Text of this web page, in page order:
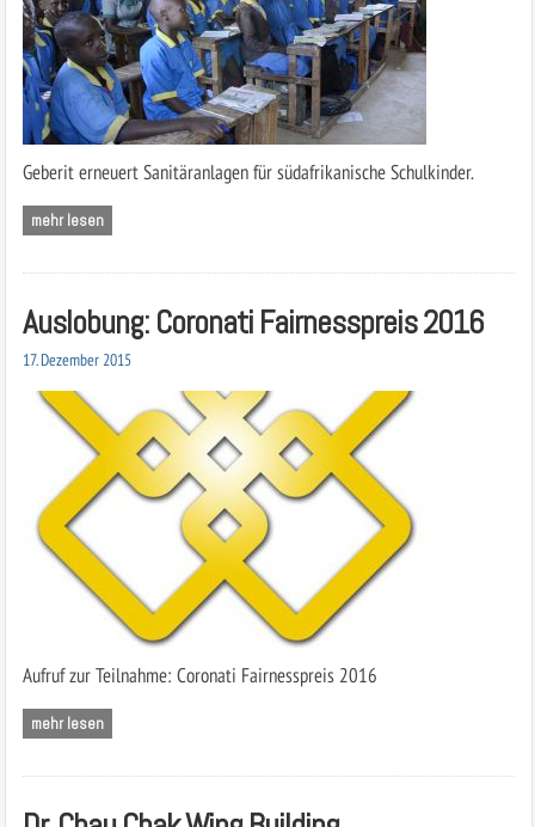
Geberit erneuert Sanitäranlagen für südafrikanische Schulkinder.
mehr lesen
Auslobung: Coronati Fairnesspreis 2016
17. Dezember 2015
Aufruf zur Teilnahme: Coronati Fairnesspreis 2016
mehr lesen